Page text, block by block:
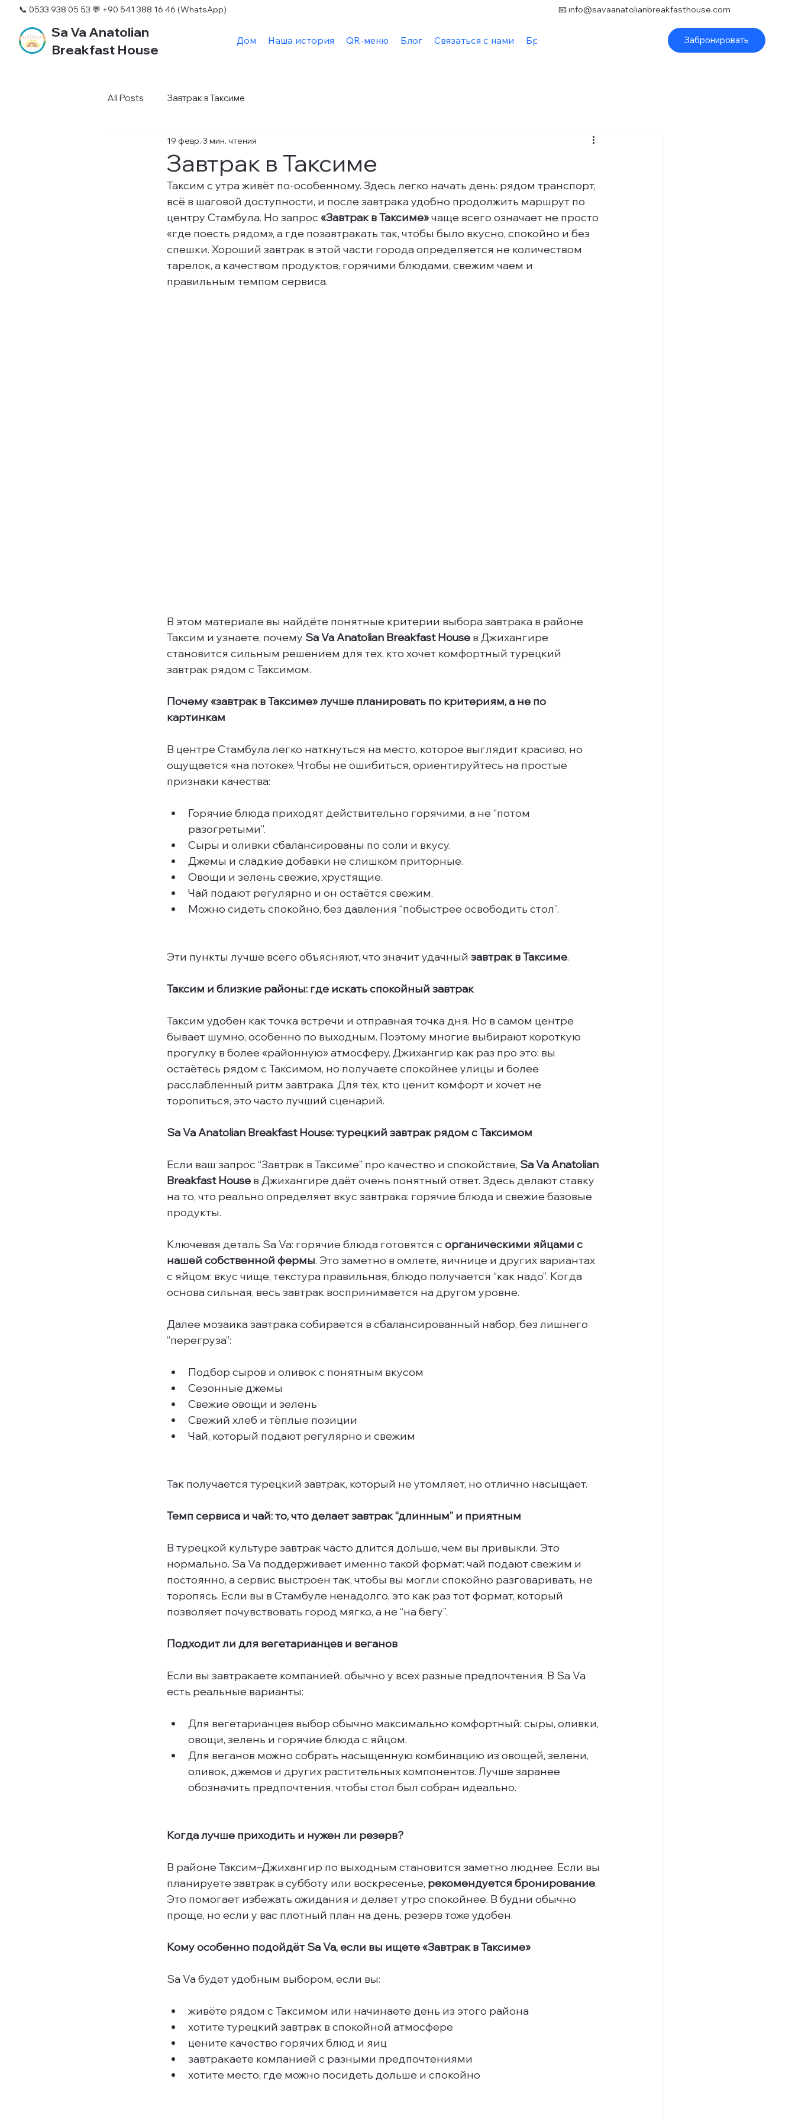
📞 0533 938 05 53 💬 +90 541 388 16 46 (WhatsApp) 📧info@savaanatolianbreakfasthouse.com
Sa Va Anatolian
Breakfast House
Дом Наша история QR-меню Блог Связаться с нами Бронирование Забронировать
All Posts Завтрак в Таксиме
Завтрак в Таксиме
19 февр. 3 мин. чтения
Таксим с утра живёт по-особенному. Здесь легко начать день: рядом транспорт,
всё в шаговой доступности, и после завтрака удобно продолжить маршрут по
центру Стамбула. Но запрос «Завтрак в Таксиме» чаще всего означает не просто
«где поесть рядом», а где позавтракать так, чтобы было вкусно, спокойно и без
спешки. Хороший завтрак в этой части города определяется не количеством
тарелок, а качеством продуктов, горячими блюдами, свежим чаем и
правильным темпом сервиса.
В этом материале вы найдёте понятные критерии выбора завтрака в районе
Таксим и узнаете, почему Sa Va Anatolian Breakfast House в Джихангире
становится сильным решением для тех, кто хочет комфортный турецкий
завтрак рядом с Таксимом.
Почему «завтрак в Таксиме» лучше планировать по критериям, а не по
картинкам
В центре Стамбула легко наткнуться на место, которое выглядит красиво, но
ощущается «на потоке». Чтобы не ошибиться, ориентируйтесь на простые
признаки качества:
Горячие блюда приходят действительно горячими, а не “потом
разогретыми”.
Сыры и оливки сбалансированы по соли и вкусу.
Джемы и сладкие добавки не слишком приторные.
Овощи и зелень свежие, хрустящие.
Чай подают регулярно и он остаётся свежим.
Можно сидеть спокойно, без давления “побыстрее освободить стол”.
Эти пункты лучше всего объясняют, что значит удачный завтрак в Таксиме.
Таксим и близкие районы: где искать спокойный завтрак
Таксим удобен как точка встречи и отправная точка дня. Но в самом центре
бывает шумно, особенно по выходным. Поэтому многие выбирают короткую
прогулку в более «районную» атмосферу. Джихангир как раз про это: вы
остаётесь рядом с Таксимом, но получаете спокойнее улицы и более
расслабленный ритм завтрака. Для тех, кто ценит комфорт и хочет не
торопиться, это часто лучший сценарий.
Sa Va Anatolian Breakfast House: турецкий завтрак рядом с Таксимом
Если ваш запрос “Завтрак в Таксиме” про качество и спокойствие, Sa Va Anatolian
Breakfast House в Джихангире даёт очень понятный ответ. Здесь делают ставку
на то, что реально определяет вкус завтрака: горячие блюда и свежие базовые
продукты.
Ключевая деталь Sa Va: горячие блюда готовятся с органическими яйцами с
нашей собственной фермы. Это заметно в омлете, яичнице и других вариантах
с яйцом: вкус чище, текстура правильная, блюдо получается “как надо”. Когда
основа сильная, весь завтрак воспринимается на другом уровне.
Далее мозаика завтрака собирается в сбалансированный набор, без лишнего
“перегруза”:
Подбор сыров и оливок с понятным вкусом
Сезонные джемы
Свежие овощи и зелень
Свежий хлеб и тёплые позиции
Чай, который подают регулярно и свежим
Так получается турецкий завтрак, который не утомляет, но отлично насыщает.
Темп сервиса и чай: то, что делает завтрак “длинным” и приятным
В турецкой культуре завтрак часто длится дольше, чем вы привыкли. Это
нормально. Sa Va поддерживает именно такой формат: чай подают свежим и
постоянно, а сервис выстроен так, чтобы вы могли спокойно разговаривать, не
торопясь. Если вы в Стамбуле ненадолго, это как раз тот формат, который
позволяет почувствовать город мягко, а не “на бегу”.
Подходит ли для вегетарианцев и веганов
Если вы завтракаете компанией, обычно у всех разные предпочтения. В Sa Va
есть реальные варианты:
Для вегетарианцев выбор обычно максимально комфортный: сыры, оливки,
овощи, зелень и горячие блюда с яйцом.
Для веганов можно собрать насыщенную комбинацию из овощей, зелени,
оливок, джемов и других растительных компонентов. Лучше заранее
обозначить предпочтения, чтобы стол был собран идеально.
Когда лучше приходить и нужен ли резерв?
В районе Таксим–Джихангир по выходным становится заметно люднее. Если вы
планируете завтрак в субботу или воскресенье, рекомендуется бронирование.
Это помогает избежать ожидания и делает утро спокойнее. В будни обычно
проще, но если у вас плотный план на день, резерв тоже удобен.
Кому особенно подойдёт Sa Va, если вы ищете «Завтрак в Таксиме»
Sa Va будет удобным выбором, если вы:
живёте рядом с Таксимом или начинаете день из этого района
хотите турецкий завтрак в спокойной атмосфере
цените качество горячих блюд и яиц
завтракаете компанией с разными предпочтениями
хотите место, где можно посидеть дольше и спокойно